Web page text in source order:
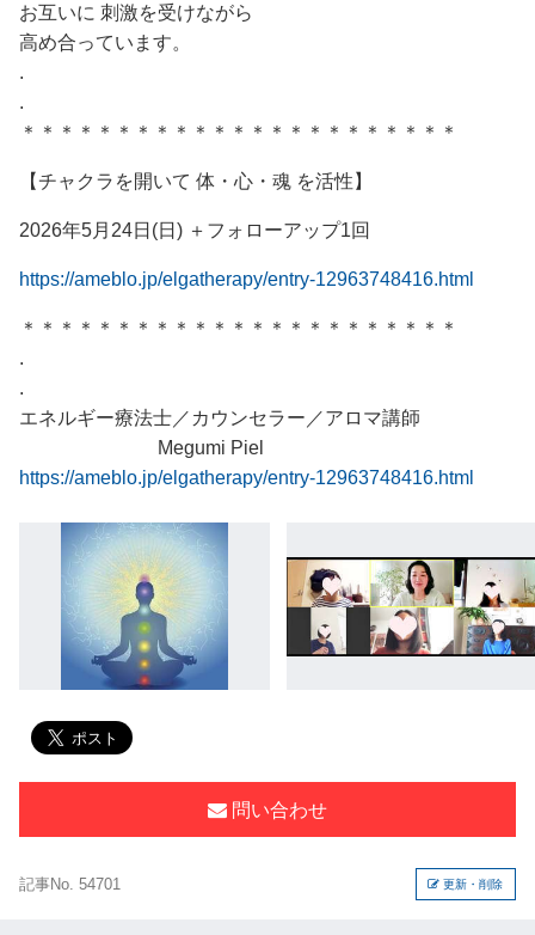
お互いに 刺激を受けながら
高め合っています。
.
.
＊＊＊＊＊＊＊＊＊＊＊＊＊＊＊＊＊＊＊＊＊＊＊
【チャクラを開いて 体・心・魂 を活性】
2026年5月24日(日) ＋フォローアップ1回
https://ameblo.jp/elgatherapy/entry-12963748416.html
＊＊＊＊＊＊＊＊＊＊＊＊＊＊＊＊＊＊＊＊＊＊＊
.
.
エネルギー療法士／カウンセラー／アロマ講師
Megumi Piel
https://ameblo.jp/elgatherapy/entry-12963748416.html
問い合わせ
記事No. 54701 更新・削除